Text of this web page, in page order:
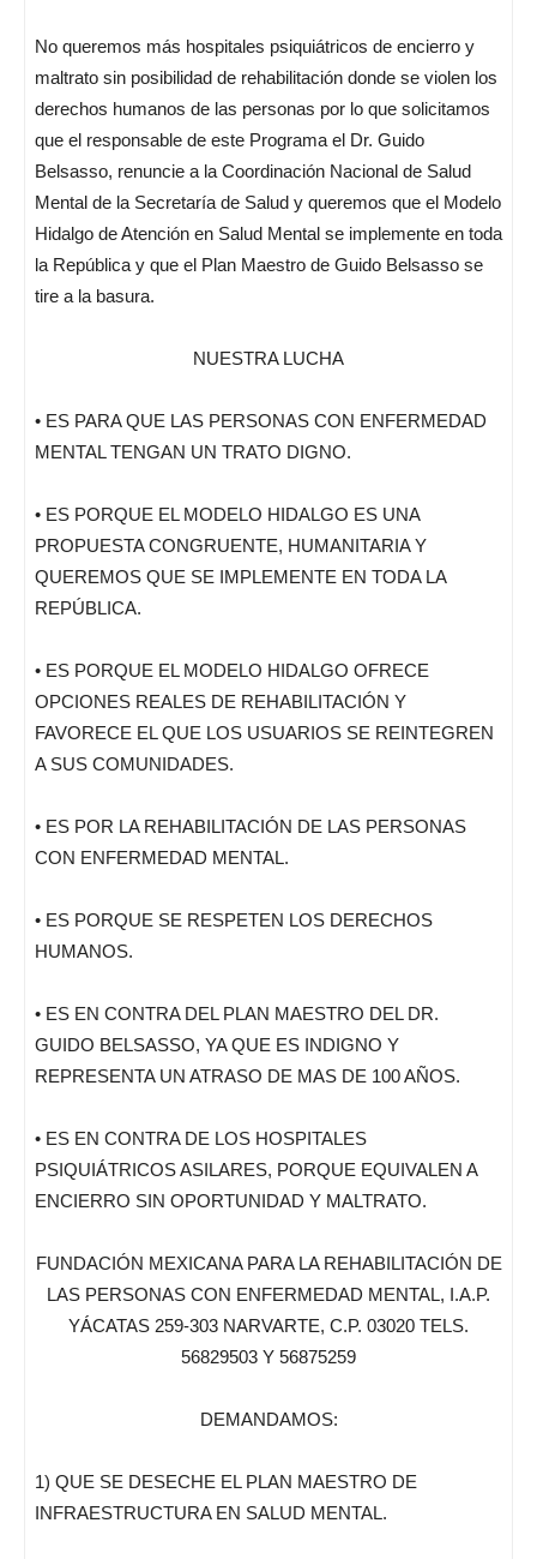
No queremos más hospitales psiquiátricos de encierro y
maltrato sin posibilidad de rehabilitación donde se violen los
derechos humanos de las personas por lo que solicitamos
que el responsable de este Programa el Dr. Guido
Belsasso, renuncie a la Coordinación Nacional de Salud
Mental de la Secretaría de Salud y queremos que el Modelo
Hidalgo de Atención en Salud Mental se implemente en toda
la República y que el Plan Maestro de Guido Belsasso se
tire a la basura.
NUESTRA LUCHA
• ES PARA QUE LAS PERSONAS CON ENFERMEDAD
MENTAL TENGAN UN TRATO DIGNO.
• ES PORQUE EL MODELO HIDALGO ES UNA
PROPUESTA CONGRUENTE, HUMANITARIA Y
QUEREMOS QUE SE IMPLEMENTE EN TODA LA
REPÚBLICA.
• ES PORQUE EL MODELO HIDALGO OFRECE
OPCIONES REALES DE REHABILITACIÓN Y
FAVORECE EL QUE LOS USUARIOS SE REINTEGREN
A SUS COMUNIDADES.
• ES POR LA REHABILITACIÓN DE LAS PERSONAS
CON ENFERMEDAD MENTAL.
• ES PORQUE SE RESPETEN LOS DERECHOS
HUMANOS.
• ES EN CONTRA DEL PLAN MAESTRO DEL DR.
GUIDO BELSASSO, YA QUE ES INDIGNO Y
REPRESENTA UN ATRASO DE MAS DE 100 AÑOS.
• ES EN CONTRA DE LOS HOSPITALES
PSIQUIÁTRICOS ASILARES, PORQUE EQUIVALEN A
ENCIERRO SIN OPORTUNIDAD Y MALTRATO.
FUNDACIÓN MEXICANA PARA LA REHABILITACIÓN DE
LAS PERSONAS CON ENFERMEDAD MENTAL, I.A.P.
YÁCATAS 259-303 NARVARTE, C.P. 03020 TELS.
56829503 Y 56875259
DEMANDAMOS:
1) QUE SE DESECHE EL PLAN MAESTRO DE
INFRAESTRUCTURA EN SALUD MENTAL.